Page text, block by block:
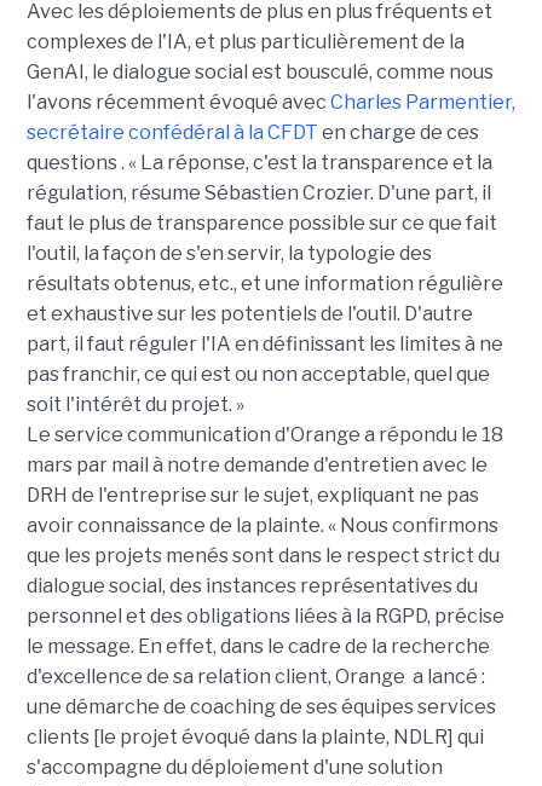
Avec les déploiements de plus en plus fréquents et
complexes de l'IA, et plus particulièrement de la
GenAI, le dialogue social est bousculé, comme nous
l'avons récemment évoqué avec Charles Parmentier,
secrétaire confédéral à la CFDT en charge de ces
questions . « La réponse, c'est la transparence et la
régulation, résume Sébastien Crozier. D'une part, il
faut le plus de transparence possible sur ce que fait
l'outil, la façon de s'en servir, la typologie des
résultats obtenus, etc., et une information régulière
et exhaustive sur les potentiels de l'outil. D'autre
part, il faut réguler l'IA en définissant les limites à ne
pas franchir, ce qui est ou non acceptable, quel que
soit l'intérêt du projet. »
Le service communication d'Orange a répondu le 18
mars par mail à notre demande d'entretien avec le
DRH de l'entreprise sur le sujet, expliquant ne pas
avoir connaissance de la plainte. « Nous confirmons
que les projets menés sont dans le respect strict du
dialogue social, des instances représentatives du
personnel et des obligations liées à la RGPD, précise
le message. En effet, dans le cadre de la recherche
d'excellence de sa relation client, Orange a lancé :
une démarche de coaching de ses équipes services
clients [le projet évoqué dans la plainte, NDLR] qui
s'accompagne du déploiement d'une solution